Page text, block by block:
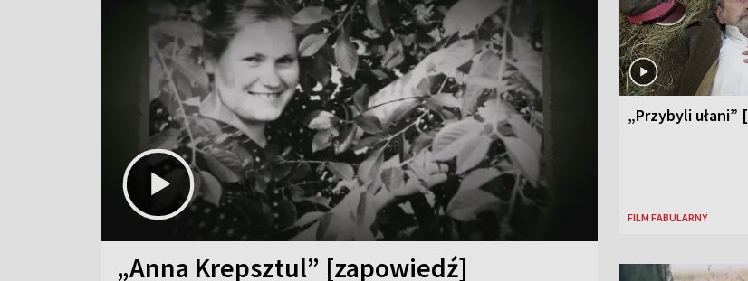
„Anna Krepsztul” [zapowiedź]
„Przybyli ułani”
FILM FABULARNY